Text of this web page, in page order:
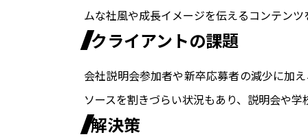
ムな社風や成長イメージを伝えるコンテン
クライアントの課題
会社説明会参加者や新卒応募者の減少に加
ソースを割きづらい状況もあり、説明会や
解決策